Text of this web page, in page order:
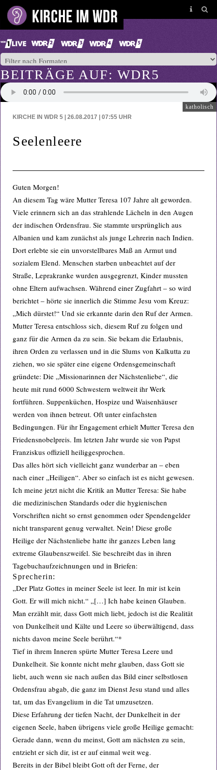
BEITRÄGE AUF: WDR5
katholisch
KIRCHE IN WDR 5 | 26.08.2017 | 07:55 UHR
Seelenleere
Guten Morgen!
An diesem Tag wäre Mutter Teresa 107 Jahre alt geworden.
Viele erinnern sich an das strahlende Lächeln in den Augen
der indischen Ordensfrau. Sie stammte ursprünglich aus
Albanien und kam zunächst als junge Lehrerin nach Indien.
Dort erlebte sie ein unvorstellbares Maß an Armut und
sozialem Elend. Menschen starben unbeachtet auf der
Straße, Leprakranke wurden ausgegrenzt, Kinder mussten
ohne Eltern aufwachsen. Während einer Zugfahrt – so wird
berichtet – hörte sie innerlich die Stimme Jesu vom Kreuz:
„Mich dürstet!“ Und sie erkannte darin den Ruf der Armen.
Mutter Teresa entschloss sich, diesem Ruf zu folgen und
ganz für die Armen da zu sein. Sie bekam die Erlaubnis,
ihren Orden zu verlassen und in die Slums von Kalkutta zu
ziehen, wo sie später eine eigene Ordensgemeinschaft
gründete: Die „Missionarinnen der Nächstenliebe“, die
heute mit rund 6000 Schwestern weltweit ihr Werk
fortführen. Suppenküchen, Hospize und Waisenhäuser
werden von ihnen betreut. Oft unter einfachsten
Bedingungen. Für ihr Engagement erhielt Mutter Teresa den
Friedensnobelpreis. Im letzten Jahr wurde sie von Papst
Franziskus offiziell heiliggesprochen.
Das alles hört sich vielleicht ganz wunderbar an – eben
nach einer „Heiligen“. Aber so einfach ist es nicht gewesen.
Ich meine jetzt nicht die Kritik an Mutter Teresa: Sie habe
die medizinischen Standards oder die hygienischen
Vorschriften nicht so ernst genommen oder Spendengelder
nicht transparent genug verwaltet. Nein! Diese große
Heilige der Nächstenliebe hatte ihr ganzes Leben lang
extreme Glaubenszweifel. Sie beschreibt das in ihren
Tagebuchaufzeichnungen und in Briefen:
Sprecherin:
„Der Platz Gottes in meiner Seele ist leer. In mir ist kein
Gott. Er will mich nicht.“ „[…] Ich habe keinen Glauben.
Man erzählt mir, dass Gott mich liebt, jedoch ist die Realität
von Dunkelheit und Kälte und Leere so überwältigend, dass
nichts davon meine Seele berührt.“*
Tief in ihrem Inneren spürte Mutter Teresa Leere und
Dunkelheit. Sie konnte nicht mehr glauben, dass Gott sie
liebt, auch wenn sie nach außen das Bild einer selbstlosen
Ordensfrau abgab, die ganz im Dienst Jesu stand und alles
tat, um das Evangelium in die Tat umzusetzen.
Diese Erfahrung der tiefen Nacht, der Dunkelheit in der
eigenen Seele, haben übrigens viele große Heilige gemacht:
Gerade dann, wenn du meinst, Gott am nächsten zu sein,
entzieht er sich dir, ist er auf einmal weit weg.
Bereits in der Bibel bleibt Gott oft der Ferne, der